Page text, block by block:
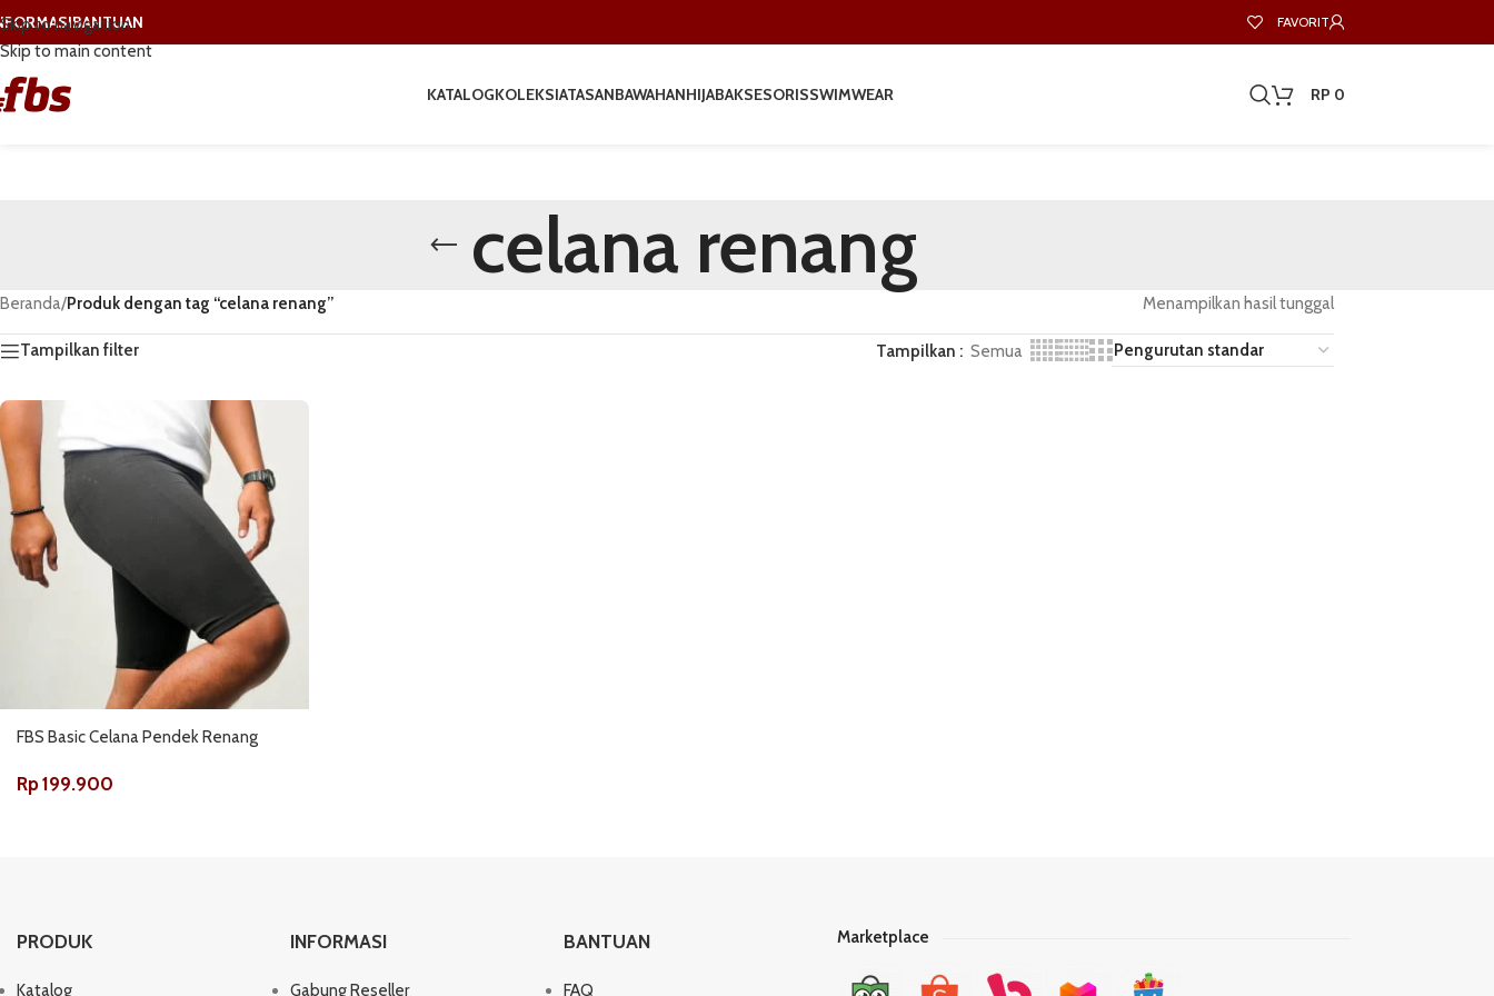
Skip to navigation
Skip to main content
BANTUAN FAVORIT
KATALOGKOLEKSIATASANBAWAHANHIJABAKSESORISSWIMWEAR RP 0
celana renang
Beranda/Produk dengan tag “celana renang” Menampilkan hasil tunggal
Tampilkan filter Tampilkan Semua
FBS Basic Celana Pendek Renang
Rp199.900
PRODUK
Katalog
INFORMASI
Gabung Reseller
BANTUAN
FAQ
Marketplace